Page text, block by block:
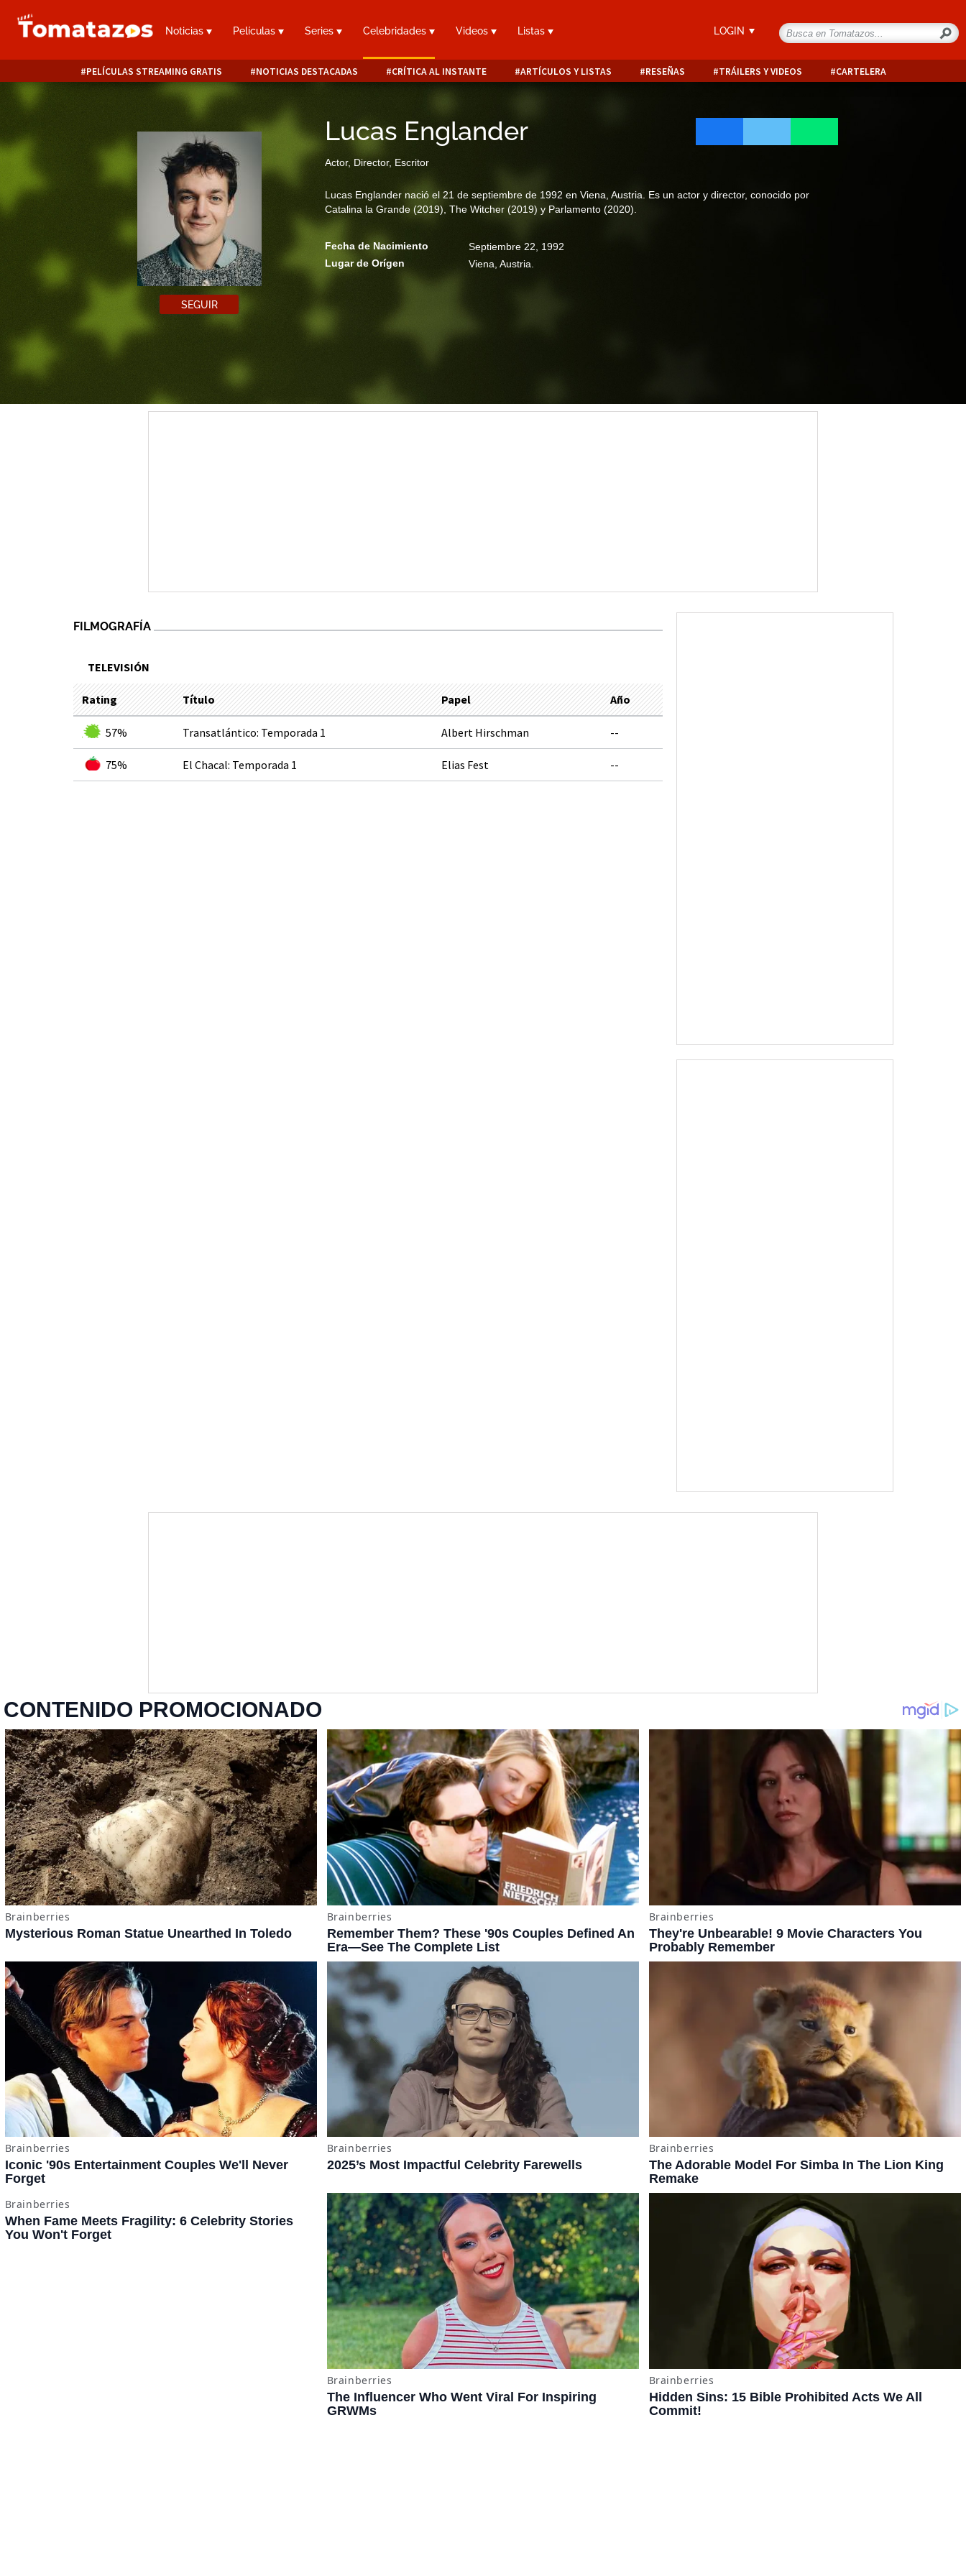
Noticias Películas Series Celebridades Videos Listas LOGIN
PELÍCULAS STREAMING GRATIS NOTICIAS DESTACADAS CRÍTICA AL INSTANTE ARTÍCULOS Y LISTAS RESEÑAS TRÁILERS Y VIDEOS CARTELERA
SEGUIR
Lucas Englander
Actor, Director, Escritor
Lucas Englander nació el 21 de septiembre de 1992 en Viena, Austria. Es un actor y director, conocido por
Catalina la Grande (2019), The Witcher (2019) y Parlamento (2020).
Fecha de Nacimiento
Septiembre 22, 1992
Lugar de Orígen
Viena, Austria.
FILMOGRAFÍA
TELEVISIÓN
Rating Título Papel Año
57% Transatlántico: Temporada 1 Albert Hirschman --
75% El Chacal: Temporada 1 Elias Fest --